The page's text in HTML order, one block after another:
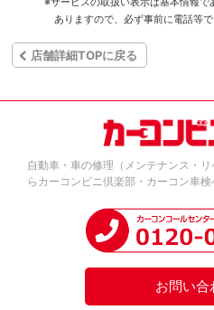
ありますので、必ず事前に電話等
店舗詳細TOPに戻る
自動車・車の修理（メンテナンス・
らカーコンビニ倶楽部・カーコン車検
お問い合